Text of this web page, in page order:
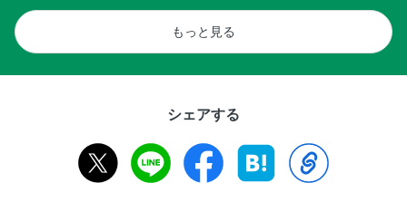
もっと見る
シェアする